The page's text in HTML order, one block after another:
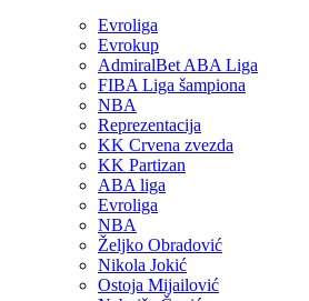
Evroliga
Evrokup
AdmiralBet ABA Liga
FIBA Liga šampiona
NBA
Reprezentacija
KK Crvena zvezda
KK Partizan
ABA liga
Evroliga
NBA
Željko Obradović
Nikola Jokić
Ostoja Mijailović